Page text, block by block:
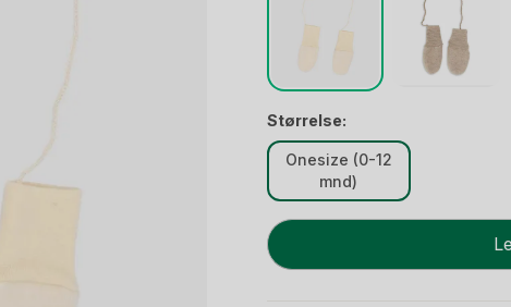
Størrelse:
Onesize (0-12
mnd)
Ullvotter
Baby